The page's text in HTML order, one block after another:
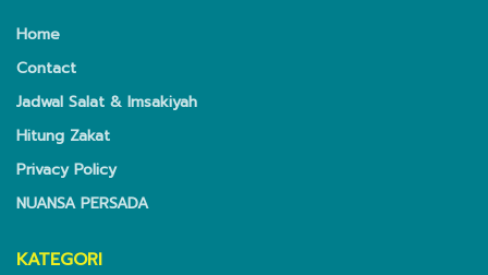
Home
Contact
Jadwal Salat & Imsakiyah
Hitung Zakat
Privacy Policy
NUANSA PERSADA
KATEGORI